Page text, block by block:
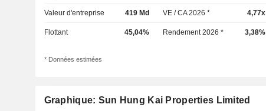
Valeur d'entreprise 419 Md VE / CA 2026 * 4,77x
Flottant 45,04% Rendement 2026 * 3,38%
* Données estimées
Graphique: Sun Hung Kai Properties Limited